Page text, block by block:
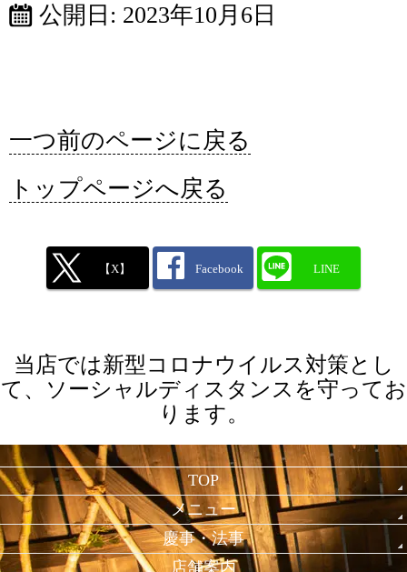
公開日: 2023年10月6日
一つ前のページに戻る
トップページへ戻る
【X】 Facebook LINE
当店では新型コロナウイルス対策とし
て、ソーシャルディスタンスを守ってお
ります。
TOP
メニュー
慶事・法事
店舗案内